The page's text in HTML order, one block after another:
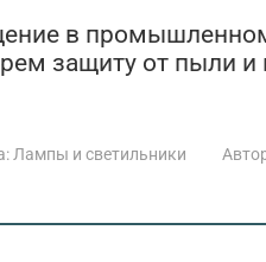
в
защиту от пыли и
Лампы и светильники